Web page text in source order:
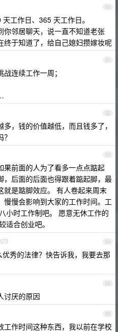
50
工作日、365 天工作日。
你邻居聊天，说一直不知道老张
终于知道了，给自己媳妇攒嫁妆呢
51
连续工作一周；
52
，钱的价值越低，而且钱多了，
53
果前面的人为了看多一点点踮起
，后面的后面也得跟着踮起脚，最
就是踮脚效应。 有人卷起来周末
慢慢会影响到大家的工作时间。工
小时工作制吧。 愿意无休工作的
适合创业吧。
54
秀的法律？快告诉我，我要去那
55
讨厌的原因
56
工作时间这种东西，我以前在学校